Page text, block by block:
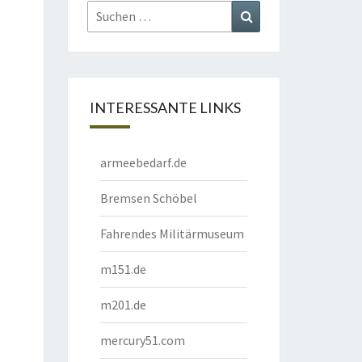
Suchen
nach:
INTERESSANTE LINKS
armeebedarf.de
Bremsen Schöbel
Fahrendes Militärmuseum
m151.de
m201.de
mercury51.com